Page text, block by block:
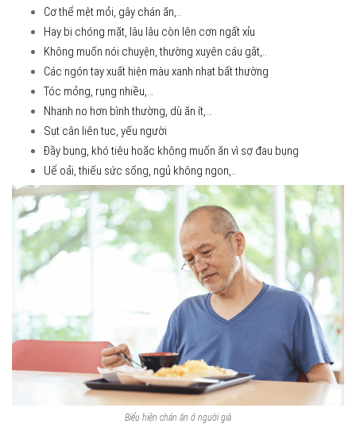
Cơ thể mệt mỏi, gây chán ăn,..
Hay bị chóng mặt, lâu lâu còn lên cơn ngất xỉu
Không muốn nói chuyện, thường xuyên cáu gắt,..
Các ngón tay xuất hiện màu xanh nhạt bất thường
Tóc mỏng, rụng nhiều,…
Nhanh no hơn bình thường, dù ăn ít,…
Sụt cân liên tục, yếu người
Đầy bụng, khó tiêu hoặc không muốn ăn vì sợ đau bụng
Uể oải, thiếu sức sống, ngủ không ngon,..
Biểu hiện chán ăn ở người già